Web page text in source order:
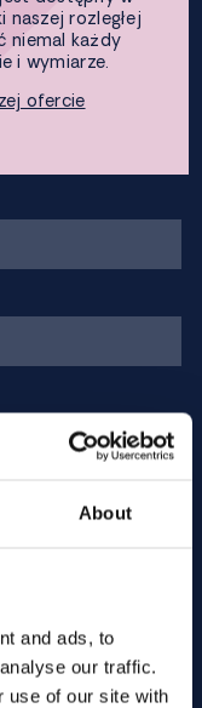
About
and ads, to
our traffic.
use of our site with
naszej rozległej
niemal każdy
i wymiarze.
ofercie